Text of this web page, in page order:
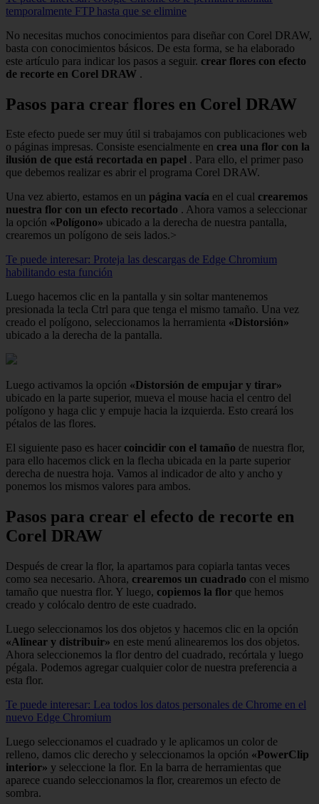
temporalmente FTP hasta que se elimine
No necesitas muchos conocimientos para diseñar con Corel DRAW,
basta con conocimientos básicos. De esta forma, se ha elaborado
este artículo para indicar los pasos a seguir. crear flores con efecto
de recorte en Corel DRAW .
Pasos para crear flores en Corel DRAW
Este efecto puede ser muy útil si trabajamos con publicaciones web
o páginas impresas. Consiste esencialmente en crea una flor con la
ilusión de que está recortada en papel . Para ello, el primer paso
que debemos realizar es abrir el programa Corel DRAW.
Una vez abierto, estamos en un página vacía en el cual crearemos
nuestra flor con un efecto recortado . Ahora vamos a seleccionar
la opción «Polígono» ubicado a la derecha de nuestra pantalla,
crearemos un polígono de seis lados.>
Te puede interesar: Proteja las descargas de Edge Chromium
habilitando esta función
Luego hacemos clic en la pantalla y sin soltar mantenemos
presionada la tecla Ctrl para que tenga el mismo tamaño. Una vez
creado el polígono, seleccionamos la herramienta «Distorsión»
ubicado a la derecha de la pantalla.
Luego activamos la opción «Distorsión de empujar y tirar»
ubicado en la parte superior, mueva el mouse hacia el centro del
polígono y haga clic y empuje hacia la izquierda. Esto creará los
pétalos de las flores.
El siguiente paso es hacer coincidir con el tamaño de nuestra flor,
para ello hacemos click en la flecha ubicada en la parte superior
derecha de nuestra hoja. Vamos al indicador de alto y ancho y
ponemos los mismos valores para ambos.
Pasos para crear el efecto de recorte en
Corel DRAW
Después de crear la flor, la apartamos para copiarla tantas veces
como sea necesario. Ahora, crearemos un cuadrado con el mismo
tamaño que nuestra flor. Y luego, copiemos la flor que hemos
creado y colócalo dentro de este cuadrado.
Luego seleccionamos los dos objetos y hacemos clic en la opción
«Alinear y distribuir» en este menú alinearemos los dos objetos.
Ahora seleccionemos la flor dentro del cuadrado, recórtala y luego
pégala. Podemos agregar cualquier color de nuestra preferencia a
esta flor.
Te puede interesar: Lea todos los datos personales de Chrome en el
nuevo Edge Chromium
Luego seleccionamos el cuadrado y le aplicamos un color de
relleno, damos clic derecho y seleccionamos la opción «PowerClip
interior» y seleccione la flor. En la barra de herramientas que
aparece cuando seleccionamos la flor, crearemos un efecto de
sombra.